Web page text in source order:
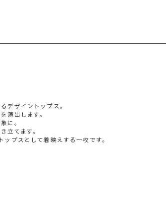
デザイントップス。
演出します。
に。
立てます。
プスとして着映えする一枚です。